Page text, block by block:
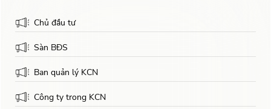
Chủ đầu tư
Sàn BĐS
Ban quản lý KCN
Công ty trong KCN